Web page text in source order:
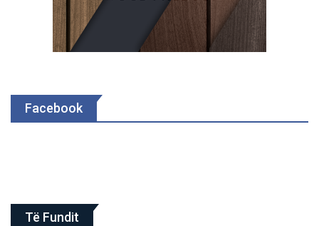
Facebook
Të Fundit